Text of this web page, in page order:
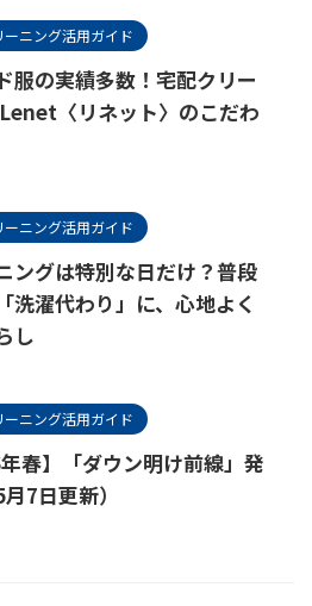
ーニング活用ガイド
服の実績多数！宅配クリー
〈リネット〉のこだわ
ーニング活用ガイド
ングは特別な日だけ？普段
洗濯代わり」に、心地よく
し
ーニング活用ガイド
年春】「ダウン明け前線」発
7日更新）